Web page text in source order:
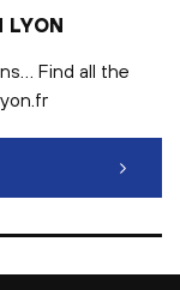
LYON
Find all the
news in Lyon